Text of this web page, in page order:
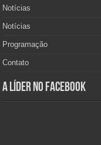
Notícias
Notícias
Programação
Contato
A Líder no Facebook